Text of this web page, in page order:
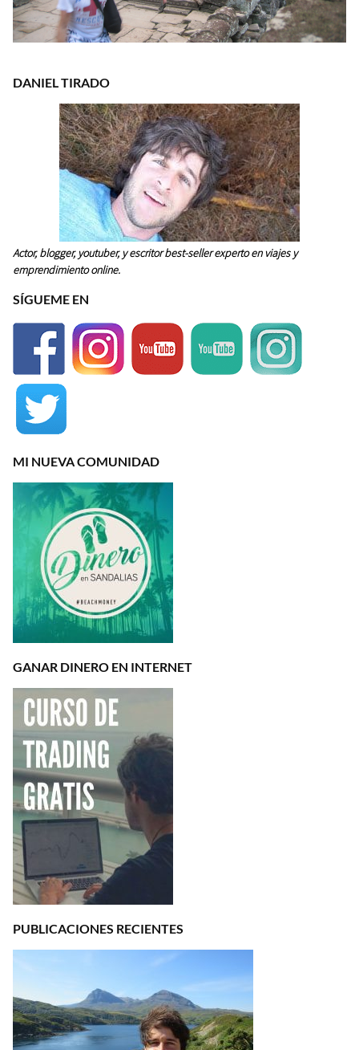
DANIEL TIRADO
Actor, blogger, youtuber, y escritor best-seller experto en viajes y
emprendimiento online.
SÍGUEME EN
MI NUEVA COMUNIDAD
GANAR DINERO EN INTERNET
PUBLICACIONES RECIENTES